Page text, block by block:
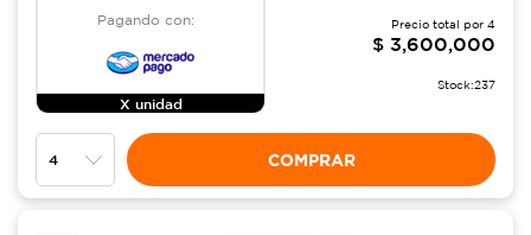
Pagando con:
X unidad
Precio total por 4
$ 3,600,000
Stock:237
COMPRAR